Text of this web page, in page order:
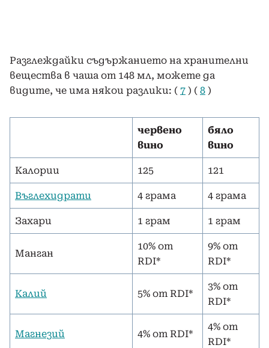
Разглеждайки съдържанието на хранителни
вещества в чаша от 148 мл, можете да
видите, че има някои разлики: ( 7 ) ( 8 )
червено
вино
бяло
вино
Калории 125 121
Въглехидрати 4 грама 4 грама
Захари 1 грам 1 грам
Манган
10% от
RDI*
9% от
RDI*
Калий 5% от RDI*
3% от
RDI*
Магнезий 4% от RDI*
4% от
RDI*